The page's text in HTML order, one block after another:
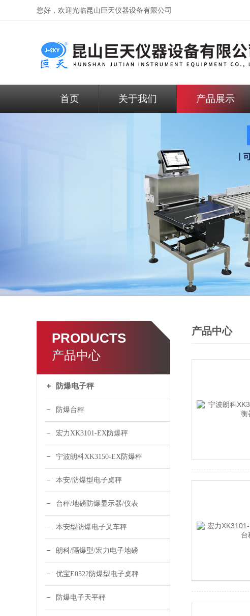
您好，欢迎光临昆山巨天仪器设备有限公司
首页 关于我们 产品展示
PRODUCTS
产品中心
防爆电子秤
防爆台秤
宏力XK3101-EX防爆秤
宁波朗科XK3150-EX防爆秤
本安/防爆型电子桌秤
台秤/地磅防爆显示器/仪表
本安型防爆电子叉车秤
朗科/隔爆型/宏力电子地磅
优宝E0522防爆型电子桌秤
防爆电子天平秤
产品中心